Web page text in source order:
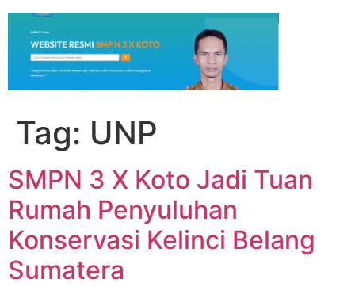
Tag: UNP
SMPN 3 X Koto Jadi Tuan
Rumah Penyuluhan
Konservasi Kelinci Belang
Sumatera